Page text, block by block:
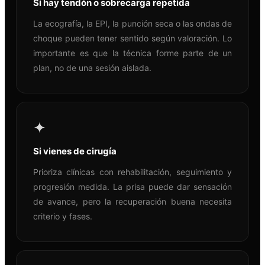
Si hay tendón o sobrecarga repetida
La ecografía, la EPI, la punción seca o las ondas de
choque pueden tener sentido según valoración. Lo
importante es que la técnica forme parte de un
plan, no de una sesión aislada.
✦
Si vienes de cirugía
Prioriza clínicas con rehabilitación, seguimiento y
progresión medida. La prisa puede dar sensación
de avance, pero la recuperación buena necesita
criterio y fases.